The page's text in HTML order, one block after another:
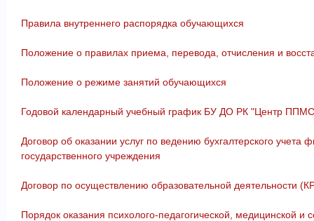
Правила внутреннего распорядка обучающихся
Положение о правилах приема, перевода, отчисления и
Положение о режиме занятий обучающихся
Годовой календарный учебный график БУ ДО РК "Центр
Договор об оказании услуг по ведению бухгалтерского учета
государственного учреждения
Договор по осуществлению образовательной деятельности
Порядок оказания психолого-педагогической, медицинской